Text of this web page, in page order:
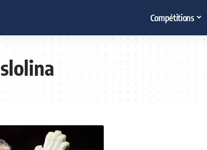
Compétitions
slolina